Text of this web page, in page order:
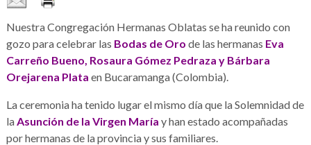
Nuestra Congregación Hermanas Oblatas se ha reunido con
gozo para celebrar las Bodas de Oro de las hermanas Eva
Carreño Bueno, Rosaura Gómez Pedraza y Bárbara
Orejarena Plata en Bucaramanga (Colombia).
La ceremonia ha tenido lugar el mismo día que la Solemnidad de
laAsunción de la Virgen María y han estado acompañadas
por hermanas de la provincia y sus familiares.